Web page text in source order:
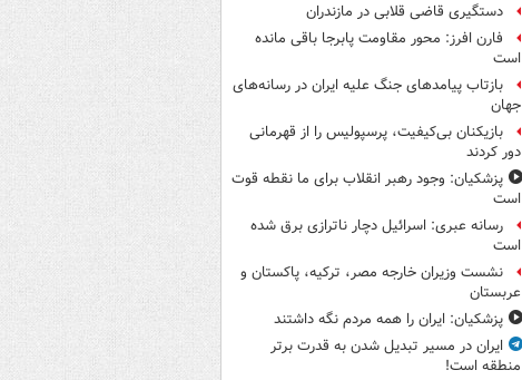
دستگیری قاضی قلابی در مازندران
فارن افرز: محور مقاومت پابرجا باقی مانده
است
بازتاب پیامدهای جنگ علیه ایران در رسانه‌های
جهان
بازیکنان بی‌کیفیت، پرسپولیس را از قهرمانی
دور کردند
پزشکیان: وجود رهبر انقلاب برای ما نقطه قوت
است
رسانه عبری: اسرائیل دچار ناترازی برق شده
است
نشست وزیران خارجه مصر، ترکیه، پاکستان و
عربستان
پزشکیان: ایران را همه مردم نگه داشتند
ایران در مسیر تبدیل شدن به قدرت برتر
منطقه است!